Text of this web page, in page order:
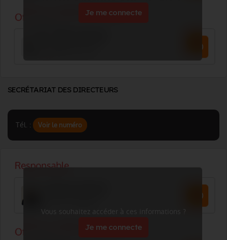
Je me connecte
SECRÉTARIAT DES DIRECTEURS
Tél. : Voir le numéro
Vous souhaitez accéder à ces informations ?
Je me connecte